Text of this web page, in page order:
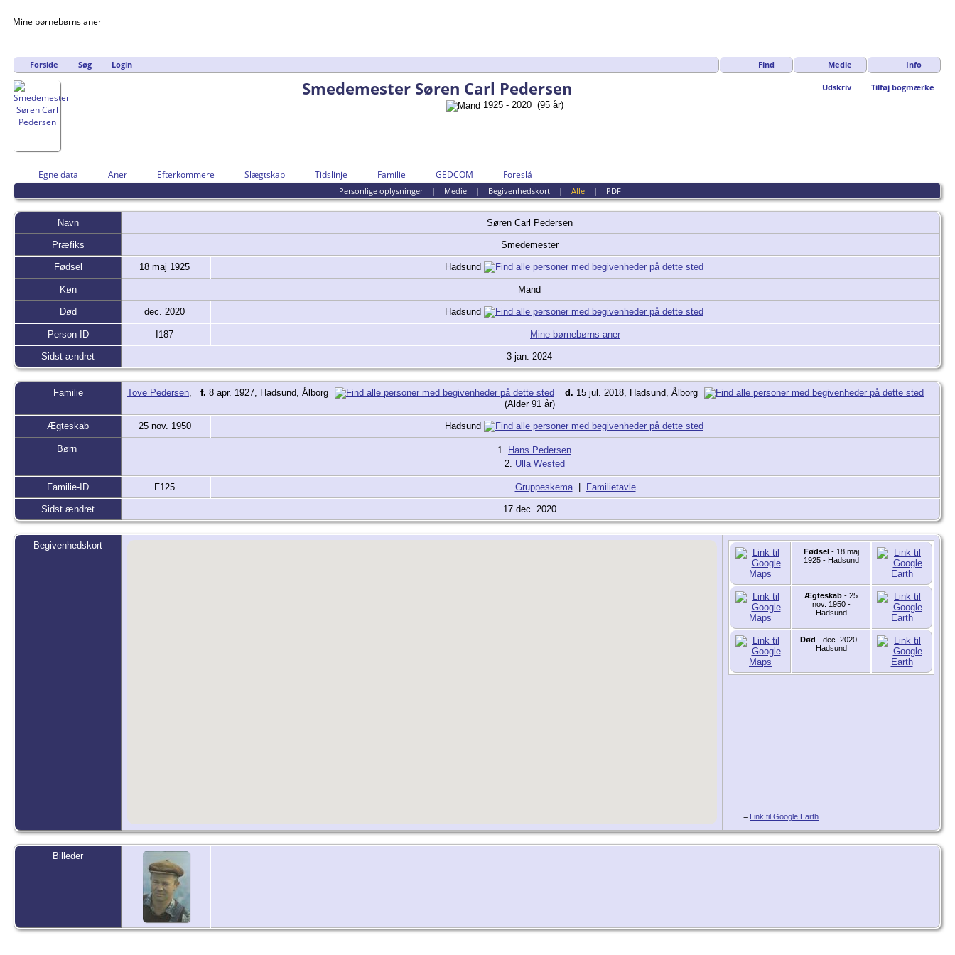
Mine børnebørns aner
Find Medie Info
Forside Søg Login
Udskriv Tilføj bogmærke
Smedemester Søren Carl Pedersen
1925 - 2020 (95 år)
Egne data Aner Efterkommere Slægtskab Tidslinje Familie GEDCOM Foreslå
Personlige oplysninger| Medie| Begivenhedskort| Alle| PDF
Navn Søren Carl Pedersen
Præfiks Smedemester
Fødsel 18 maj 1925 Hadsund
Køn Mand
Død dec. 2020 Hadsund
Person-ID I187 Mine børnebørns aner
Sidst ændret 3 jan. 2024
Familie Tove Pedersen, f. 8 apr. 1927, Hadsund, Ålborg d. 15 jul. 2018, Hadsund, Ålborg
(Alder 91 år)
Ægteskab 25 nov. 1950 Hadsund
Børn 1. Hans Pedersen
2. Ulla Wested
Familie-ID F125 Gruppeskema| Familietavle
Sidst ændret 17 dec. 2020
Begivenhedskort
Fødsel - 18 maj
1925 - Hadsund
Ægteskab - 25
nov. 1950 -
Hadsund
Død - dec. 2020 -
Hadsund
= Link til Google Earth
Billeder